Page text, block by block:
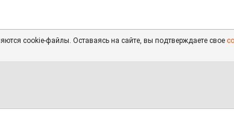
cookie-файлы. Оставаясь на сайте, вы подтверждаете свое